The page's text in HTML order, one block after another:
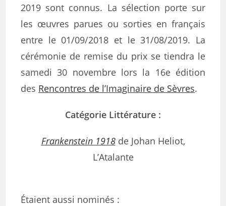
2019 sont connus. La sélection porte sur
les œuvres parues ou sorties en français
entre le 01/09/2018 et le 31/08/2019. La
cérémonie de remise du prix se tiendra le
samedi 30 novembre lors la 16e édition
des Rencontres de l’Imaginaire de Sèvres.
Catégorie Littérature :
Frankenstein 1918de Johan Heliot,
L’Atalante
Étaient aussi nominés :